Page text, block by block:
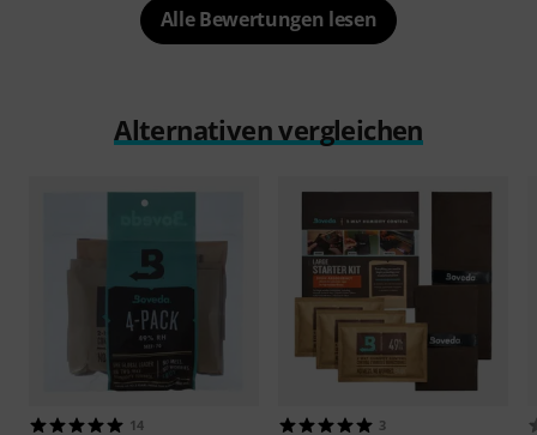
Alle Bewertungen lesen
Alternativen vergleichen
14 3